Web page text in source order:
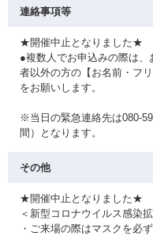
連絡事項等
★開催中止となりました★
●複数人でお申込みの際は
者以外の方の【お名前・フ
をお願いします。
※当日の緊急連絡先は080-
間）となります。
その他
★開催中止となりました★
＜新型コロナウイルス感染
・ご来場の際はマスクを必